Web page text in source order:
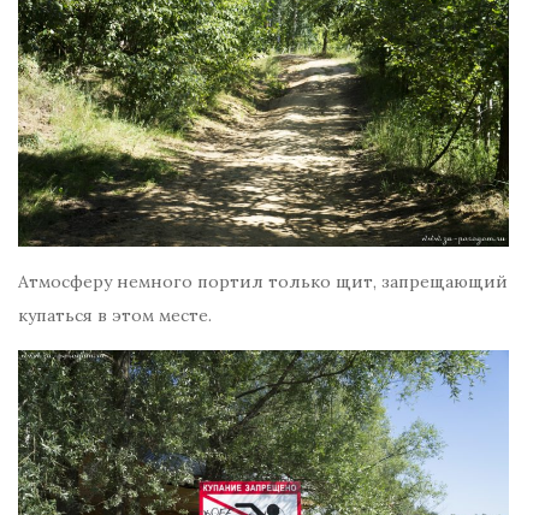
Атмосферу немного портил только щит, запрещающий
купаться в этом месте.